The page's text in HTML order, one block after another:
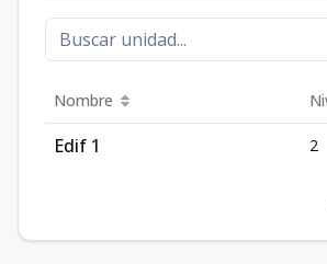
Nombre
Edif 1 2